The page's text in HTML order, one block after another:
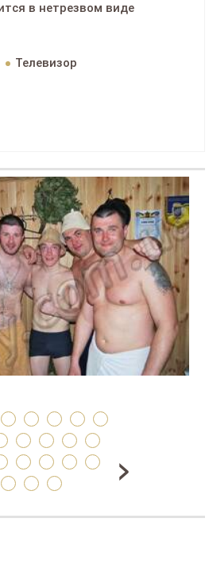
в нетрезвом виде
Телевизор